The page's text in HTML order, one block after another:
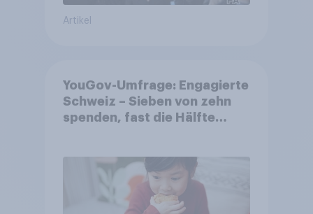
Artikel
YouGov-Umfrage: Engagierte
Schweiz – Sieben von zehn
spenden, fast die Hälfte